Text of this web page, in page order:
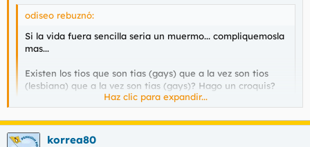
odiseo rebuznó:
Si la vida fuera sencilla seria un muermo... compliquemosla
mas...
Existen los tios que son tias (gays) que a la vez son tios
(lesbiana) que a la vez son tias (gays)? Hago un croquis?
korrea80 rebuznó:
te complicas muxo la vida odiseo...
Haz clic para expandir...
Haz clic para expandir...
korrea80